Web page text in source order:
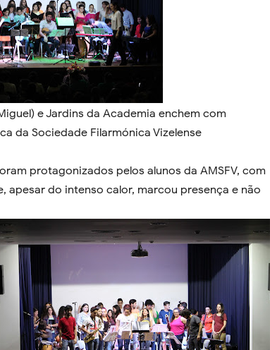
e Jardins da Academia enchem com
da Sociedade Filarmónica Vizelense
protagonizados pelos alunos da AMSFV, com
apesar do intenso calor, marcou presença e não